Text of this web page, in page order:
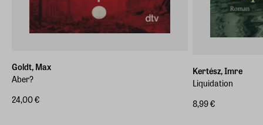
Goldt, Max
Aber?
24,00 €
Kertész, Imre
Liquidation
8,99 €